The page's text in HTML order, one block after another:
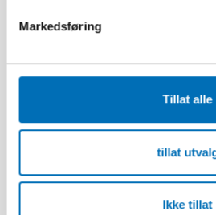
Markedsføring
Tillat alle
tillat
Ikke tillat
Scoping review: Digital
and family services in the